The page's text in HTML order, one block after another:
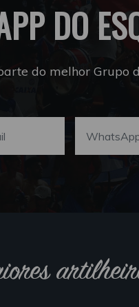
DO
do melhor Grupo